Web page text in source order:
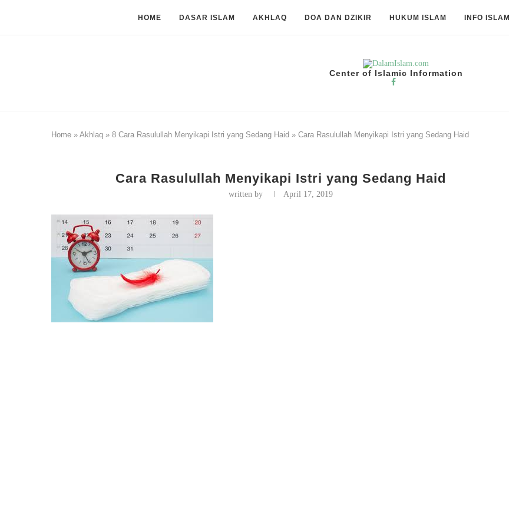
HOME DASAR ISLAM AKHLAQ DOA DAN DZIKIR HUKUM ISLAM INFO ISLAMI
Center of Islamic Information
Home » Akhlaq » 8 Cara Rasulullah Menyikapi Istri yang Sedang Haid » Cara Rasulullah Menyikapi Istri yang Sedang Haid
Cara Rasulullah Menyikapi Istri yang Sedang Haid
written by April 17, 2019